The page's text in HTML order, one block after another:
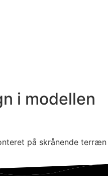
i modellen
på skrånende terræn